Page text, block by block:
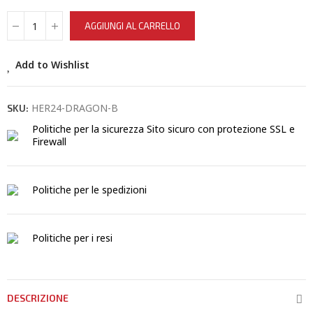
AGGIUNGI AL CARRELLO
Add to Wishlist
SKU: HER24-DRAGON-B
Politiche per la sicurezza Sito sicuro con protezione SSL e
Firewall
Politiche per le spedizioni
Politiche per i resi
DESCRIZIONE